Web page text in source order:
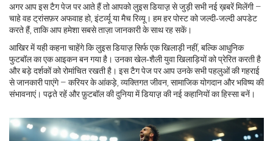
अगर आप इस टैग पेज पर आते हैं तो आपको लुइस डियाज़़ से जुड़ी सभी नई ख़बरें मिलेंगी –
चाहे वह ट्रांसफ़र अफवाह हो, इंटर्व्यू या मैच रिव्यू। हम हर पोस्ट को जल्दी‑जल्दी अपडेट
करते हैं, ताकि आप हमेशा सबसे ताज़ा जानकारी के साथ रह सकें।
आखिर में यही कहना चाहेंगे कि लुइस डियाज़़ सिर्फ एक खिलाड़ी नहीं, बल्कि आधुनिक
फुटबॉल का एक आइकन बन गया है। उनका खेल‑शैली युवा खिलाड़ियों को प्रेरित करती है
और बड़े दर्शकों को रोमांचित रखती है। इस टैग पेज पर आप उनके सभी पहलुओं की गहराई
से जानकारी पाएंगे – करियर के आंकड़े, व्यक्तिगत जीवन, सामाजिक योगदान और भविष्य की
संभावनाएं। पढ़ते रहें और फ़ुटबॉल की दुनिया में डियाज़़ की नई कहानियों का हिस्सा बनें।